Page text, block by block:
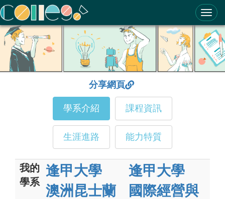
ColleGo! 大學選才與高中育才輔助系統
分享網頁
學系介紹 課程資訊
生涯進路 能力特質
我的
學系
逢甲大學
澳洲昆士蘭
逢甲大學
國際經營與